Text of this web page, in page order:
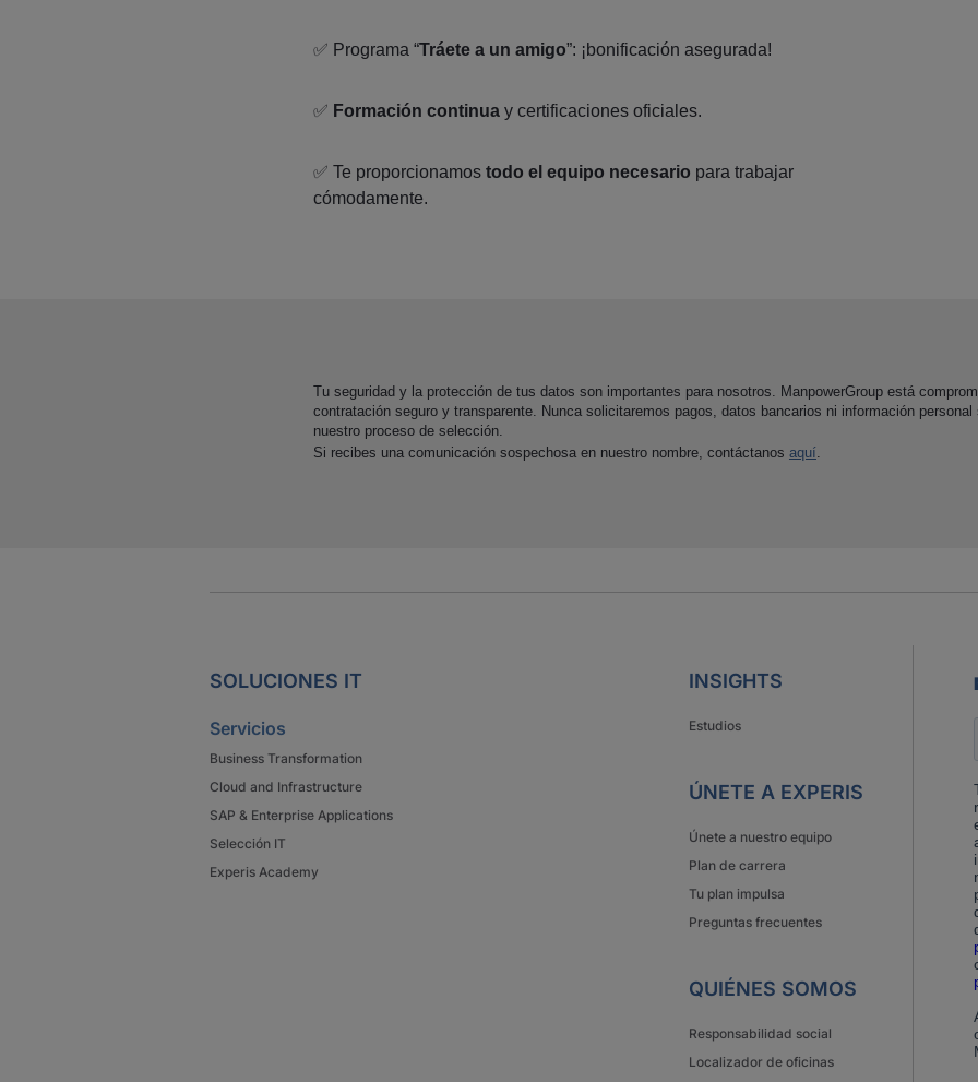
✅ Programa “Tráete a un amigo”: ¡bonificación asegurada!
✅ Formación continuay certificaciones oficiales.
✅ Te proporcionamos todo el equipo necesario para trabajar
cómodamente.
Tu seguridad y la protección de tus datos son importantes para nosotros. ManpowerGroup está
contratación seguro y transparente. Nunca solicitaremos pagos, datos bancarios ni información
nuestro proceso de selección.
Si recibes una comunicación sospechosa en nuestro nombre, contáctanos aquí.
SOLUCIONES IT
Servicios
Business Transformation
Cloud and Infrastructure
SAP & Enterprise Applications
Selección IT
Experis Academy
INSIGHTS
Estudios
ÚNETE A EXPERIS
Únete a nuestro equipo
Plan de carrera
Tu plan impulsa
Preguntas frecuentes
QUIÉNES SOMOS
Responsabilidad social
Localizador de oficinas